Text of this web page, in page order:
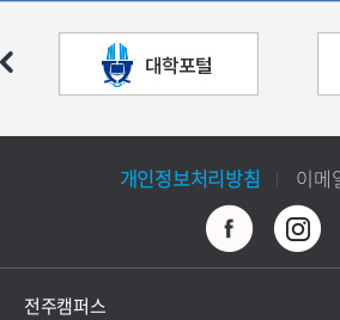
개인정보처리방침 이메
전주캠퍼스